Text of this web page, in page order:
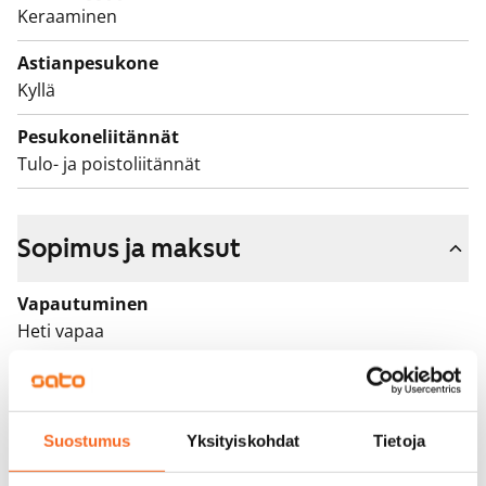
Suostumus Yksityiskohdat Tietoja
Keraaminen
Astianpesukone
Kyllä
Pesukoneliitännät
Tulo- ja poistoliitännät
Sopimus ja maksut
Vapautuminen
Heti vapaa
Varallisuusrajat
Vuokra
849 €/kk